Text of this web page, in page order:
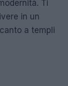
Ti
in un
a templi